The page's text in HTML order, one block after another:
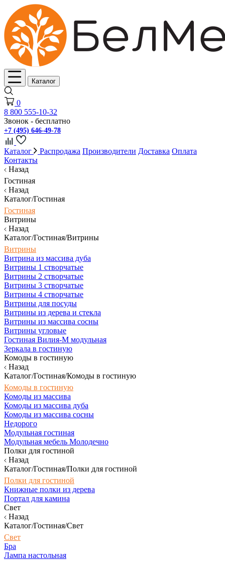
Каталог
0
8 800 555-10-32
Звонок - бесплатно
+7 (495) 646-49-78
Каталог Распродажа Производители Доставка Оплата
Контакты
Назад
Гостиная
Назад
Каталог/Гостиная
Гостиная
Витрины
Назад
Каталог/Гостиная/Витрины
Витрины
Витрина из массива дуба
Витрины 1 створчатые
Витрины 2 створчатые
Витрины 3 створчатые
Витрины 4 створчатые
Витрины для посуды
Витрины из дерева и стекла
Витрины из массива сосны
Витрины угловые
Гостиная Вилия-М модульная
Зеркала в гостиную
Комоды в гостиную
Назад
Каталог/Гостиная/Комоды в гостиную
Комоды в гостиную
Комоды из массива
Комоды из массива дуба
Комоды из массива сосны
Недорого
Модульная гостиная
Модульная мебель Молодечно
Полки для гостиной
Назад
Каталог/Гостиная/Полки для гостиной
Полки для гостиной
Книжные полки из дерева
Портал для камина
Свет
Назад
Каталог/Гостиная/Свет
Свет
Бра
Лампа настольная